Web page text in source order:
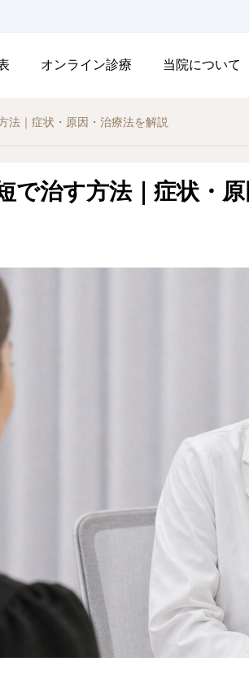
オンライン診療 当院について
法｜症状・原因・治療法を解説
で治す方法｜症状・